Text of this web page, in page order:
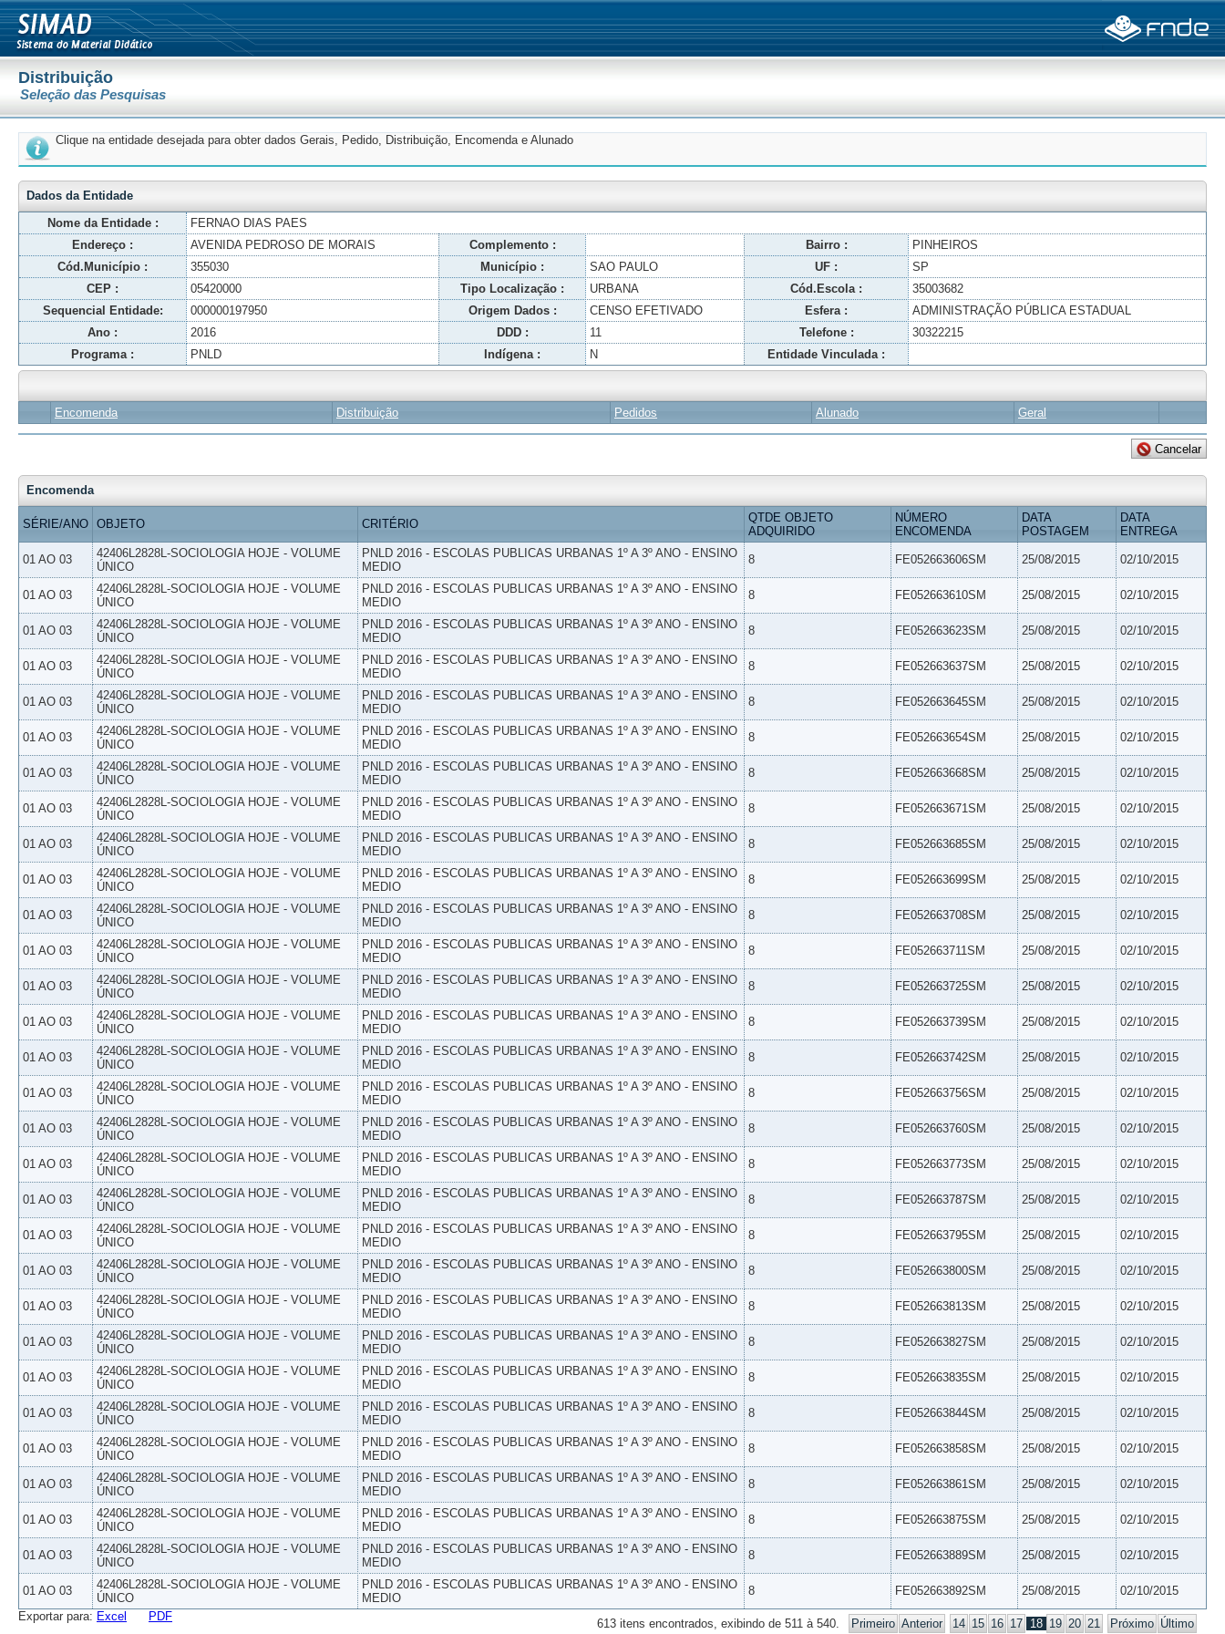
Distribuição
Seleção das Pesquisas
Clique na entidade desejada para obter dados Gerais, Pedido, Distribuição, Encomenda e Alunado
Dados da Entidade
Nome da Entidade :
FERNAO DIAS PAES
Endereço :
AVENIDA PEDROSO DE MORAIS Complemento : Bairro :
PINHEIROS
Cód.Município :
355030 Município : SAO PAULO UF :
SP
CEP :
05420000 Tipo Localização : URBANA Cód.Escola :
35003682
Sequencial Entidade:
000000197950 Origem Dados : CENSO EFETIVADO Esfera :
ADMINISTRAÇÃO PÚBLICA ESTADUAL
Ano :
2016 DDD : 11 Telefone :
30322215
Programa :
PNLD Indígena : N Entidade Vinculada :
Encomenda Distribuição Pedidos Alunado Geral
Encomenda
SÉRIE/ANO OBJETO CRITÉRIO
QTDE OBJETO
ADQUIRIDO
NÚMERO
ENCOMENDA
DATA
POSTAGEM
DATA
ENTREGA
01 AO 03
42406L2828L-SOCIOLOGIA HOJE - VOLUME
ÚNICO
PNLD 2016 - ESCOLAS PUBLICAS URBANAS 1º A 3º ANO - ENSINO
MEDIO
8 FE052663606SM 25/08/2015 02/10/2015
01 AO 03
42406L2828L-SOCIOLOGIA HOJE - VOLUME
ÚNICO
PNLD 2016 - ESCOLAS PUBLICAS URBANAS 1º A 3º ANO - ENSINO
MEDIO
8 FE052663610SM 25/08/2015 02/10/2015
01 AO 03
42406L2828L-SOCIOLOGIA HOJE - VOLUME
ÚNICO
PNLD 2016 - ESCOLAS PUBLICAS URBANAS 1º A 3º ANO - ENSINO
MEDIO
8 FE052663623SM 25/08/2015 02/10/2015
01 AO 03
42406L2828L-SOCIOLOGIA HOJE - VOLUME
ÚNICO
PNLD 2016 - ESCOLAS PUBLICAS URBANAS 1º A 3º ANO - ENSINO
MEDIO
8 FE052663637SM 25/08/2015 02/10/2015
01 AO 03
42406L2828L-SOCIOLOGIA HOJE - VOLUME
ÚNICO
PNLD 2016 - ESCOLAS PUBLICAS URBANAS 1º A 3º ANO - ENSINO
MEDIO
8 FE052663645SM 25/08/2015 02/10/2015
01 AO 03
42406L2828L-SOCIOLOGIA HOJE - VOLUME
ÚNICO
PNLD 2016 - ESCOLAS PUBLICAS URBANAS 1º A 3º ANO - ENSINO
MEDIO
8 FE052663654SM 25/08/2015 02/10/2015
01 AO 03
42406L2828L-SOCIOLOGIA HOJE - VOLUME
ÚNICO
PNLD 2016 - ESCOLAS PUBLICAS URBANAS 1º A 3º ANO - ENSINO
MEDIO
8 FE052663668SM 25/08/2015 02/10/2015
01 AO 03
42406L2828L-SOCIOLOGIA HOJE - VOLUME
ÚNICO
PNLD 2016 - ESCOLAS PUBLICAS URBANAS 1º A 3º ANO - ENSINO
MEDIO
8 FE052663671SM 25/08/2015 02/10/2015
01 AO 03
42406L2828L-SOCIOLOGIA HOJE - VOLUME
ÚNICO
PNLD 2016 - ESCOLAS PUBLICAS URBANAS 1º A 3º ANO - ENSINO
MEDIO
8 FE052663685SM 25/08/2015 02/10/2015
01 AO 03
42406L2828L-SOCIOLOGIA HOJE - VOLUME
ÚNICO
PNLD 2016 - ESCOLAS PUBLICAS URBANAS 1º A 3º ANO - ENSINO
MEDIO
8 FE052663699SM 25/08/2015 02/10/2015
01 AO 03
42406L2828L-SOCIOLOGIA HOJE - VOLUME
ÚNICO
PNLD 2016 - ESCOLAS PUBLICAS URBANAS 1º A 3º ANO - ENSINO
MEDIO
8 FE052663708SM 25/08/2015 02/10/2015
01 AO 03
42406L2828L-SOCIOLOGIA HOJE - VOLUME
ÚNICO
PNLD 2016 - ESCOLAS PUBLICAS URBANAS 1º A 3º ANO - ENSINO
MEDIO
8 FE052663711SM 25/08/2015 02/10/2015
01 AO 03
42406L2828L-SOCIOLOGIA HOJE - VOLUME
ÚNICO
PNLD 2016 - ESCOLAS PUBLICAS URBANAS 1º A 3º ANO - ENSINO
MEDIO
8 FE052663725SM 25/08/2015 02/10/2015
01 AO 03
42406L2828L-SOCIOLOGIA HOJE - VOLUME
ÚNICO
PNLD 2016 - ESCOLAS PUBLICAS URBANAS 1º A 3º ANO - ENSINO
MEDIO
8 FE052663739SM 25/08/2015 02/10/2015
01 AO 03
42406L2828L-SOCIOLOGIA HOJE - VOLUME
ÚNICO
PNLD 2016 - ESCOLAS PUBLICAS URBANAS 1º A 3º ANO - ENSINO
MEDIO
8 FE052663742SM 25/08/2015 02/10/2015
01 AO 03
42406L2828L-SOCIOLOGIA HOJE - VOLUME
ÚNICO
PNLD 2016 - ESCOLAS PUBLICAS URBANAS 1º A 3º ANO - ENSINO
MEDIO
8 FE052663756SM 25/08/2015 02/10/2015
01 AO 03
42406L2828L-SOCIOLOGIA HOJE - VOLUME
ÚNICO
PNLD 2016 - ESCOLAS PUBLICAS URBANAS 1º A 3º ANO - ENSINO
MEDIO
8 FE052663760SM 25/08/2015 02/10/2015
01 AO 03
42406L2828L-SOCIOLOGIA HOJE - VOLUME
ÚNICO
PNLD 2016 - ESCOLAS PUBLICAS URBANAS 1º A 3º ANO - ENSINO
MEDIO
8 FE052663773SM 25/08/2015 02/10/2015
01 AO 03
42406L2828L-SOCIOLOGIA HOJE - VOLUME
ÚNICO
PNLD 2016 - ESCOLAS PUBLICAS URBANAS 1º A 3º ANO - ENSINO
MEDIO
8 FE052663787SM 25/08/2015 02/10/2015
01 AO 03
42406L2828L-SOCIOLOGIA HOJE - VOLUME
ÚNICO
PNLD 2016 - ESCOLAS PUBLICAS URBANAS 1º A 3º ANO - ENSINO
MEDIO
8 FE052663795SM 25/08/2015 02/10/2015
01 AO 03
42406L2828L-SOCIOLOGIA HOJE - VOLUME
ÚNICO
PNLD 2016 - ESCOLAS PUBLICAS URBANAS 1º A 3º ANO - ENSINO
MEDIO
8 FE052663800SM 25/08/2015 02/10/2015
01 AO 03
42406L2828L-SOCIOLOGIA HOJE - VOLUME
ÚNICO
PNLD 2016 - ESCOLAS PUBLICAS URBANAS 1º A 3º ANO - ENSINO
MEDIO
8 FE052663813SM 25/08/2015 02/10/2015
01 AO 03
42406L2828L-SOCIOLOGIA HOJE - VOLUME
ÚNICO
PNLD 2016 - ESCOLAS PUBLICAS URBANAS 1º A 3º ANO - ENSINO
MEDIO
8 FE052663827SM 25/08/2015 02/10/2015
01 AO 03
42406L2828L-SOCIOLOGIA HOJE - VOLUME
ÚNICO
PNLD 2016 - ESCOLAS PUBLICAS URBANAS 1º A 3º ANO - ENSINO
MEDIO
8 FE052663835SM 25/08/2015 02/10/2015
01 AO 03
42406L2828L-SOCIOLOGIA HOJE - VOLUME
ÚNICO
PNLD 2016 - ESCOLAS PUBLICAS URBANAS 1º A 3º ANO - ENSINO
MEDIO
8 FE052663844SM 25/08/2015 02/10/2015
01 AO 03
42406L2828L-SOCIOLOGIA HOJE - VOLUME
ÚNICO
PNLD 2016 - ESCOLAS PUBLICAS URBANAS 1º A 3º ANO - ENSINO
MEDIO
8 FE052663858SM 25/08/2015 02/10/2015
01 AO 03
42406L2828L-SOCIOLOGIA HOJE - VOLUME
ÚNICO
PNLD 2016 - ESCOLAS PUBLICAS URBANAS 1º A 3º ANO - ENSINO
MEDIO
8 FE052663861SM 25/08/2015 02/10/2015
01 AO 03
42406L2828L-SOCIOLOGIA HOJE - VOLUME
ÚNICO
PNLD 2016 - ESCOLAS PUBLICAS URBANAS 1º A 3º ANO - ENSINO
MEDIO
8 FE052663875SM 25/08/2015 02/10/2015
01 AO 03
42406L2828L-SOCIOLOGIA HOJE - VOLUME
ÚNICO
PNLD 2016 - ESCOLAS PUBLICAS URBANAS 1º A 3º ANO - ENSINO
MEDIO
8 FE052663889SM 25/08/2015 02/10/2015
01 AO 03
42406L2828L-SOCIOLOGIA HOJE - VOLUME
ÚNICO
PNLD 2016 - ESCOLAS PUBLICAS URBANAS 1º A 3º ANO - ENSINO
MEDIO
8 FE052663892SM 25/08/2015 02/10/2015
613 itens encontrados, exibindo de 511 à 540. Primeiro Anterior 14 15 16 17 18 19 20 21 Próximo Último
Exportar para: Excel PDF